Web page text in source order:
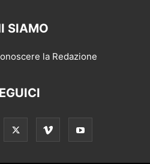
SIAMO
la Redazione